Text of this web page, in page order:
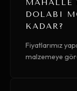
MAHALLE
DOLABI
KADAR?
Fiyatlarımız
malzemeye